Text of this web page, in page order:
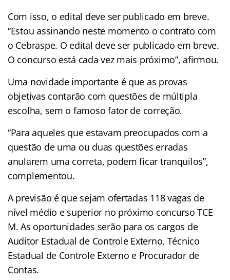
Com isso, o edital deve ser publicado em breve.
“Estou assinando neste momento o contrato com
o Cebraspe. O edital deve ser publicado em breve.
O concurso está cada vez mais próximo”, afirmou.
Uma novidade importante é que as provas
objetivas contarão com questões de múltipla
escolha, sem o famoso fator de correção.
“Para aqueles que estavam preocupados com a
questão de uma ou duas questões erradas
anularem uma correta, podem ficar tranquilos”,
complementou.
A previsão é que sejam ofertadas 118 vagas de
nível médio e superior no próximo concurso TCE
M. As oportunidades serão para os cargos de
Auditor Estadual de Controle Externo, Técnico
Estadual de Controle Externo e Procurador de
Contas.